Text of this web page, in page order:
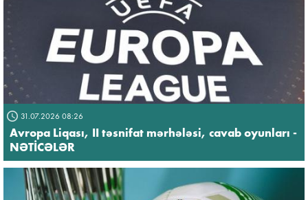
31.07.2026 08:26
Avropa Liqası, II təsnifat mərhələsi, cavab oyunları -
NƏTİCƏLƏR